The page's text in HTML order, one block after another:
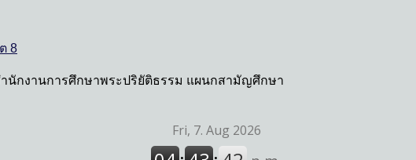
8
ำนักงานการศึกษาพระปริยัติธรรม แผนกสามัญศึกษา